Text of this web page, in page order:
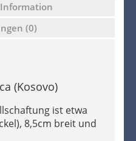
(0)
(Kosovo)
ist etwa
8,5cm breit und